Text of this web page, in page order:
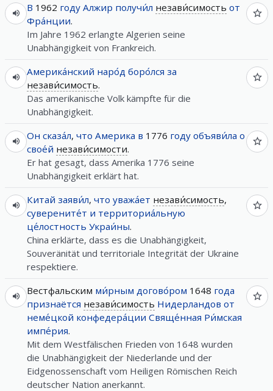
В 1962 году Алжир получи́л незави́симость от
Фра́нции.
Im Jahre 1962 erlangte Algerien seine
Unabhängigkeit von Frankreich.
Америка́нский наро́д боро́лся за
незави́симость.
Das amerikanische Volk kämpfte für die
Unabhängigkeit.
Он сказа́л, что Америка в 1776 году объяви́ла о
свое́й незави́симости.
Er hat gesagt, dass Amerika 1776 seine
Unabhängigkeit erklärt hat.
Китай заяви́л, что уважа́ет незави́симость,
суверените́т и территориа́льную
це́лостность Украи́ны.
China erklärte, dass es die Unabhängigkeit,
Souveränität und territoriale Integrität der Ukraine
respektiere.
Вестфальским ми́рным догово́ром 1648 года
признаётся незави́симость Нидерландов от
неме́цкой конфедера́ции Свяще́нная Ри́мская
импе́рия.
Mit dem Westfälischen Frieden von 1648 wurden
die Unabhängigkeit der Niederlande und der
Eidgenossenschaft vom Heiligen Römischen Reich
deutscher Nation anerkannt.